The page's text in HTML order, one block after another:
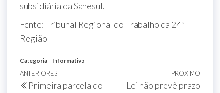
subsidiária da Sanesul.
Fonte: Tribunal Regional do Trabalho da 24ª
Região
Categoria Informativo
ANTERIORES
Primeira parcela do
PRÓXIMO
Lei não prevê prazo